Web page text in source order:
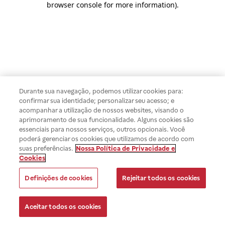
browser console for more information).
Durante sua navegação, podemos utilizar cookies para:
confirmar sua identidade; personalizar seu acesso; e
acompanhar a utilização de nossos websites, visando o
aprimoramento de sua funcionalidade. Alguns cookies são
essenciais para nossos serviços, outros opcionais. Você
poderá gerenciar os cookies que utilizamos de acordo com
suas preferências. Nossa Política de Privacidade e
Cookies
Definições de cookies Rejeitar todos os cookies
Aceitar todos os cookies